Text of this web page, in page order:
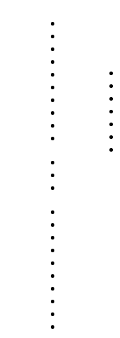
Arte y vino
Sudamerica